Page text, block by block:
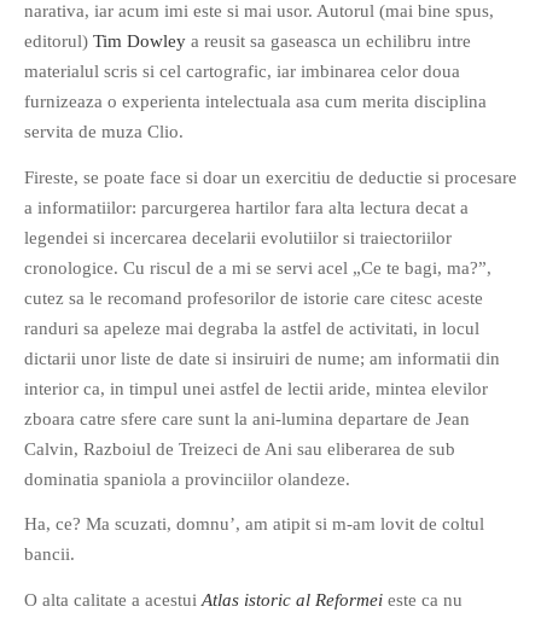
PAGINI
Clasicul „Despre mine…”
Contact
Albastra!
Acrostics!
PRIETENI APROPIATI
Victor Sosea – Designer
GloryBox.ro
narativa, iar acum imi este si mai usor. Autorul (mai bine spus,
editorul) Tim Dowley a reusit sa gaseasca un echilibru intre
materialul scris si cel cartografic, iar imbinarea celor doua
furnizeaza o experienta intelectuala asa cum merita disciplina
servita de muza Clio.
Fireste, se poate face si doar un exercitiu de deductie si procesare
a informatiilor: parcurgerea hartilor fara alta lectura decat a
legendei si incercarea decelarii evolutiilor si traiectoriilor
cronologice. Cu riscul de a mi se servi acel „Ce te bagi, ma?”,
cutez sa le recomand profesorilor de istorie care citesc aceste
randuri sa apeleze mai degraba la astfel de activitati, in locul
dictarii unor liste de date si insiruiri de nume; am informatii din
interior ca, in timpul unei astfel de lectii aride, mintea elevilor
zboara catre sfere care sunt la ani-lumina departare de Jean
Calvin, Razboiul de Treizeci de Ani sau eliberarea de sub
dominatia spaniola a provinciilor olandeze.
Ha, ce? Ma scuzati, domnu’, am atipit si m-am lovit de coltul
bancii.
O alta calitate a acestui Atlas istoric al Reformei este ca nu